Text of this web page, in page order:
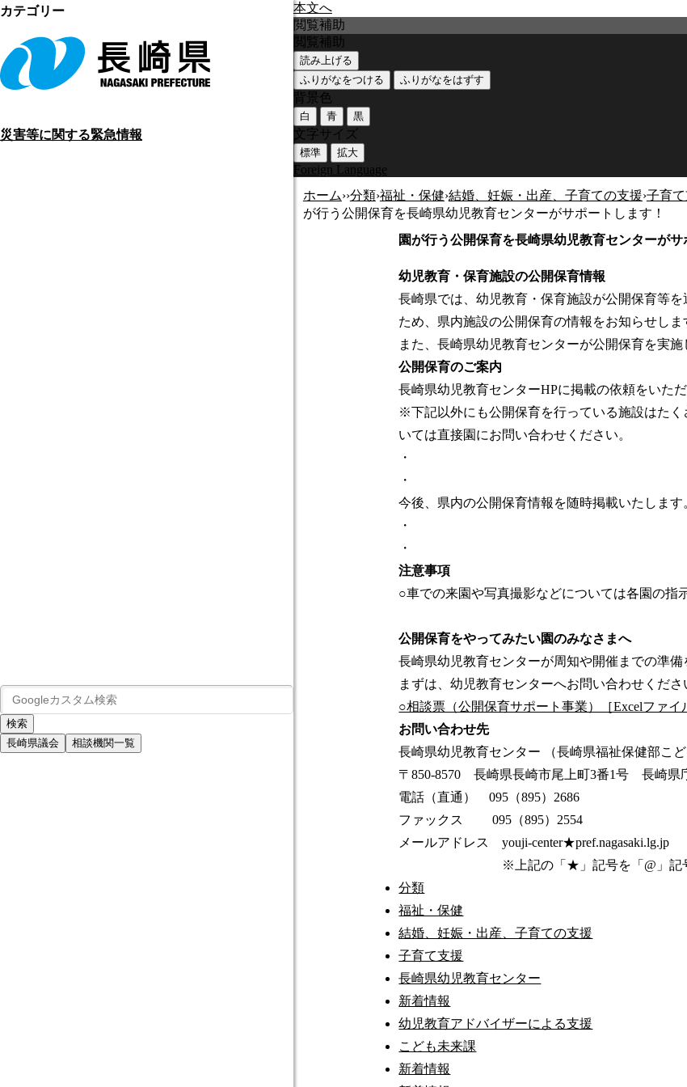
本文へ
災害等に関する緊急情報
長崎県議会 相談機関一覧
閲覧補助
閲覧補助
読み上げる
ふりがなをつける
ふりがなをはずす
背景色
白 青 黒
文字サイズ
標準 拡大
Foreign Language
ホーム››分類›福祉・保健›結婚、妊娠・出産、子育ての支援›子育
が行う公開保育を長崎県幼児教育センターがサポートします！
園が行う公開保育を長崎県幼児教育センターがサ
幼児教育・保育施設の公開保育情報
長崎県では、幼児教育・保育施設が公開保育等
ため、県内施設の公開保育の情報をお知らせしま
また、長崎県幼児教育センターが公開保育を実施
公開保育のご案内
長崎県幼児教育センターHPに掲載の依頼をいた
※下記以外にも公開保育を行っている施設はた
いては直接園にお問い合わせください。
・
・
今後、県内の公開保育情報を随時掲載いたします
・
・
注意事項
○車での来園や写真撮影などについては各園の指
公開保育をやってみたい園のみなさまへ
長崎県幼児教育センターが周知や開催までの準備
まずは、幼児教育センターへお問い合わせくださ
○相談票（公開保育サポート事業）［Excelファイ
お問い合わせ先
長崎県幼児教育センター （長崎県福祉保健部こ
〒850-8570 長崎県長崎市尾上町3番1号 長崎県
電話（直通） 095（895）2686
ファックス 095（895）2554
メールアドレス youji-center★pref.nagasaki.lg.jp
※上記の「★」記号を「@」記号に置
カテゴリー
分類
福祉・保健
結婚、妊娠・出産、子育ての支援
子育て支援
長崎県幼児教育センター
新着情報
幼児教育アドバイザーによる支援
こども未来課
新着情報